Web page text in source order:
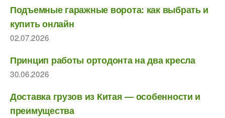
Подъемные гаражные ворота: как выбрать и
купить онлайн
02.07.2026
Принцип работы ортодонта на два кресла
30.06.2026
Доставка грузов из Китая — особенности и
преимущества